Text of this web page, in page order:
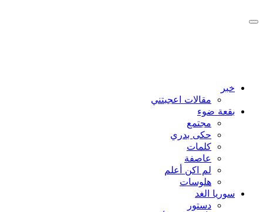
خبر
مقالات اعجبتني
بقعة ضوء
مجتمع
حكى بدري
كلمات
عاصفة
لم اكن أعلم
هلوسات
سوريا الغد
دستور